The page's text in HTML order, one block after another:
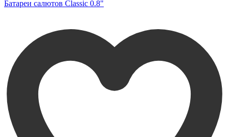
Батареи салютов Classic 0.8"